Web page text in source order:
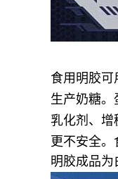
食用明胶
生产奶糖。
乳化剂、增
更不安全。
明胶成品为